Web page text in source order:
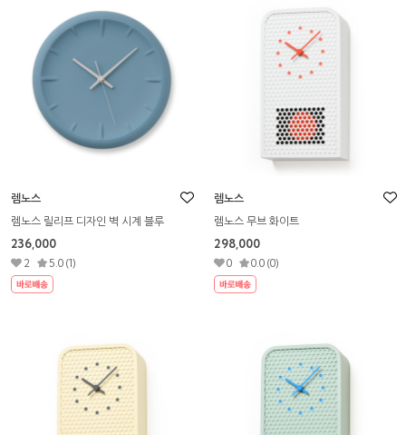
렘노스
렘노스 릴리프 디자인 벽 시계 블루
236,000
2 5.0 (1)
렘노스
렘노스 무브 화이트
298,000
0 0.0 (0)